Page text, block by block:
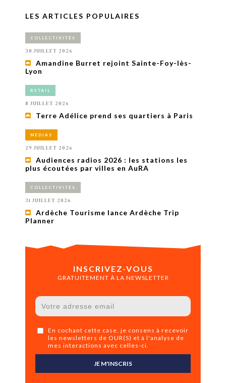
LES ARTICLES POPULAIRES
COLLECTIVITÉS
30 JUILLET 2026
Amandine Burret rejoint Sainte-Foy-lès-
Lyon
RETAIL
8 JUILLET 2026
Terre Adélice prend ses quartiers à Paris
MÉDIAS
29 JUILLET 2026
Audiences radios 2026 : les stations les
plus écoutées par villes en AuRA
COLLECTIVITÉS
31 JUILLET 2026
Ardèche Tourisme lance Ardèche Trip
Planner
INSCRIVEZ-VOUS
GRATUITEMENT À LA NEWSLETTER
En cochant cette case, je consens à recevoir
les newsletters de OUR(S) et à l'analyse de
mes interactions avec celles-ci.
JE M'INSCRIS